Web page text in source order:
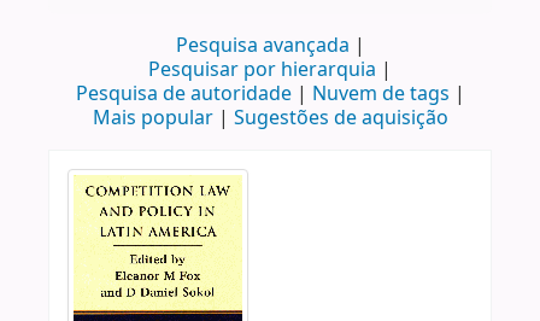
Pesquisa avançada
Pesquisar por hierarquia
Pesquisa de autoridade
Nuvem de tags
Mais popular
Sugestões de aquisição